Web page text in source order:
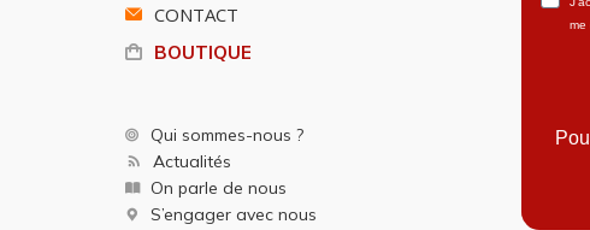
CONTACT
BOUTIQUE
Qui sommes-nous ?
Actualités
On parle de nous
S’engager avec nous